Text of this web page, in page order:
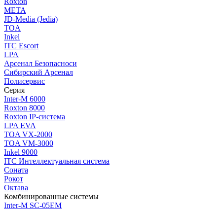
МЕТА
JD-Media (Jedia)
TOA
Inkel
ITC Escort
LPA
Арсенал Безопасноси
Сибирский Арсенал
Полисервис
Серия
Inter-M 6000
Roxton 8000
Roxton IP-система
LPA EVA
TOA VX-2000
TOA VM-3000
Inkel 9000
ITC Интеллектуальная система
Соната
Рокот
Октава
Комбинированные системы
Inter-M SC-05EM